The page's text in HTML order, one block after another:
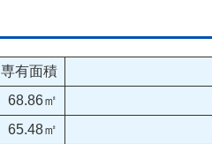
専有面積
68.86㎡
65.48㎡